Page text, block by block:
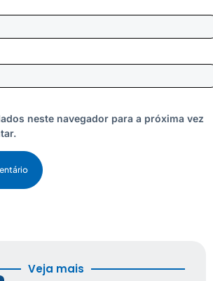
neste navegador para a próxima vez
Veja mais